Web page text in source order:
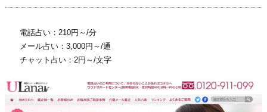
電話占い：210円～/分
メール占い：3,000円～/通
チャット占い：2円～/文字